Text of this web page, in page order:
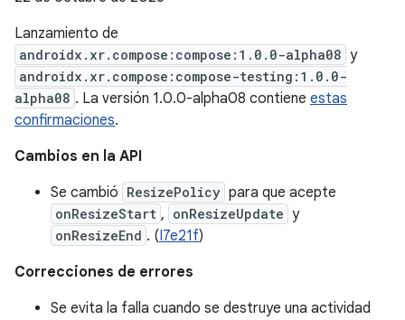
Lanzamiento de
androidx.xr.compose:compose:1.0.0-alpha08 y
androidx.xr.compose:compose-testing:1.0.0-
alpha08 . La versión 1.0.0-alpha08 contiene estas
confirmaciones.
Cambios en la API
Se cambió ResizePolicy para que acepte
onResizeStart , onResizeUpdate y
onResizeEnd . (I7e21f)
Correcciones de errores
Se evita la falla cuando se destruye una actividad